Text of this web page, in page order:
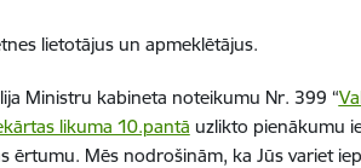
lietotājus un apmeklētājus.
Ministru kabineta noteikumu Nr. 399 “
likuma 10.pantā uzlikto pienākumu
Mēs nodrošinām, ka Jūs variet